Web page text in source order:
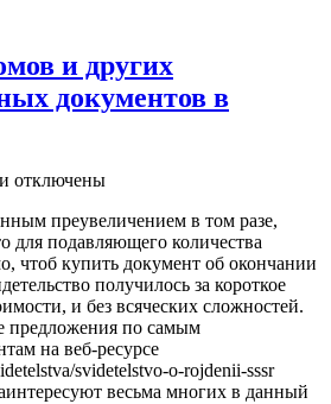
и других
документов в
отключены
преувеличением в том разе,
для подавляющего количества
чтоб купить документ об окончании
получилось за короткое
и без всяческих сложностей.
предложения по самым
на веб-ресурсе
svidetelstvo-o-rojdenii-sssr
весьма многих в данный